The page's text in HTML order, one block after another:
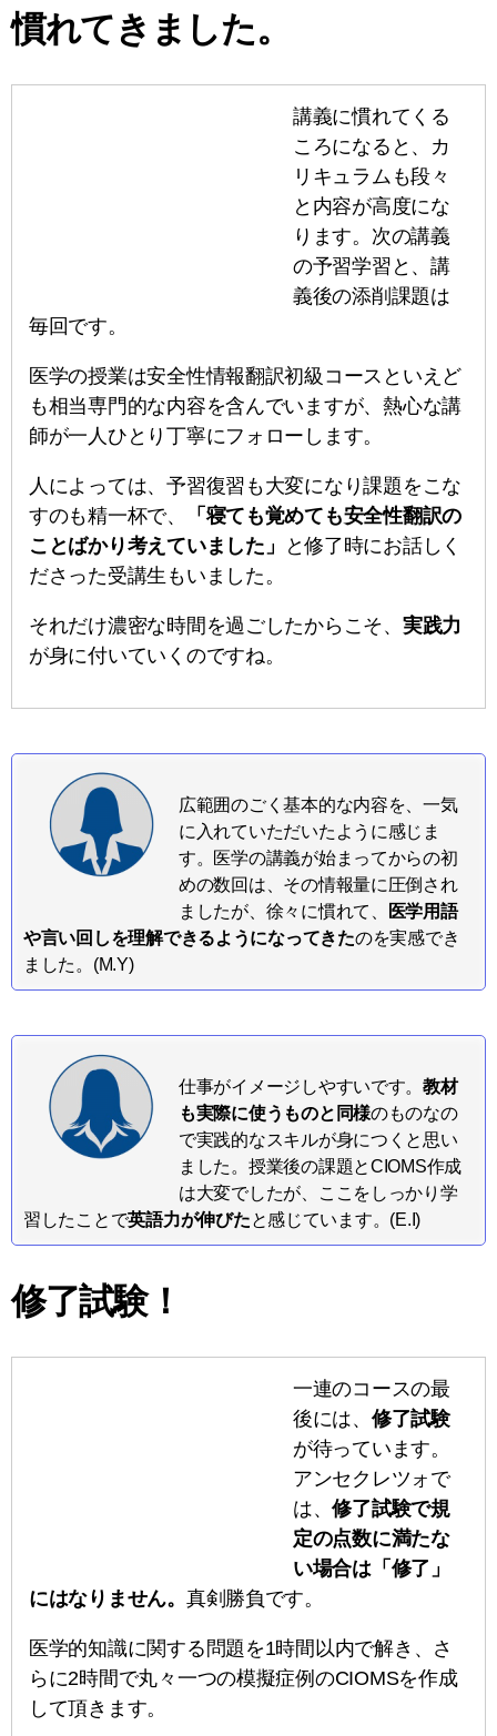
慣れてきました。
講義に慣れてくる
ころになると、カ
リキュラムも段々
と内容が高度にな
ります。次の講義
の予習学習と、講
義後の添削課題は
毎回です。
医学の授業は安全性情報翻訳初級コースといえど
も相当専門的な内容を含んでいますが、熱心な講
師が一人ひとり丁寧にフォローします。
人によっては、予習復習も大変になり課題をこな
すのも精一杯で、
「寝ても覚めても安全性翻訳の
ことばかり考えていました」
と修了時にお話しく
ださった受講生もいました。
それだけ濃密な時間を過ごしたからこそ、 実践力
が身に付いていくのですね。
広範囲のごく基本的な内容を、一気
に入れていただいたように感じま
す。医学の講義が始まってからの初
めの数回は、その情報量に圧倒され
ましたが、徐々に慣れて、
医学用語
や言い回しを理解できるようになってきたのを実感でき
ました。(M.Y)
仕事がイメージしやすいです。教材
も実際に使うものと同様のものなの
で実践的なスキルが身につくと思い
ました。授業後の課題とCIOMS作成
は大変でしたが、ここをしっかり学
習したことで英語力が伸びたと感じています。(E.I)
修了試験！
一連のコースの最
後には、 修了試験
が待っています。
アンセクレツォで
は、修了試験で規
定の点数に満たな
い場合は「修了」
にはなりません。 真剣勝負です。
医学的知識に関する問題を1時間以内で解き、さ
らに2時間で丸々一つの模擬症例のCIOMSを作成
して頂きます。